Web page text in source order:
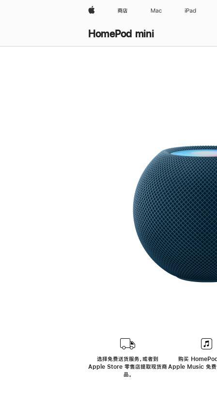
Apple 商店 Mac iPad
HomePod mini
选择免费送货服务，或者到
Apple Store 零售店提取现货商
品。
购买
Apple Music 免费